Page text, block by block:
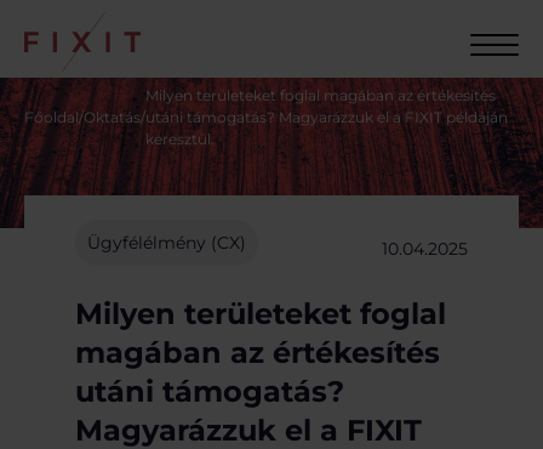
Főoldal/Oktatás/
Milyen területeket foglal magában az értékesítés
utáni támogatás? Magyarázzuk el a FIXIT példáján
keresztül.
Ügyfélélmény (CX) 10.04.2025
Milyen területeket foglal
magában az értékesítés
utáni támogatás?
Magyarázzuk el a FIXIT